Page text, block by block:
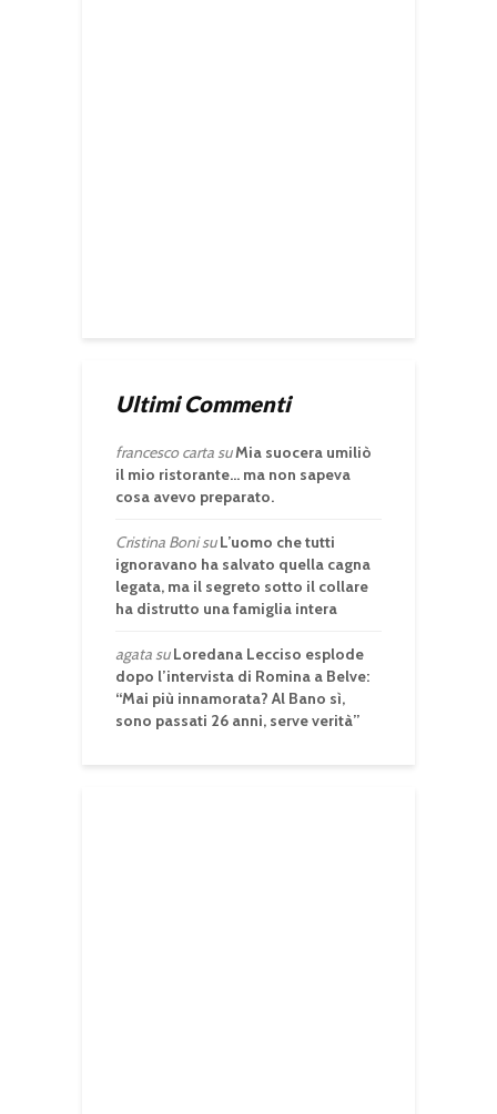
Ultimi Commenti
francesco cartasuMia suocera umiliò
il mio ristorante… ma non sapeva
cosa avevo preparato.
Cristina BonisuL’uomo che tutti
ignoravano ha salvato quella cagna
legata, ma il segreto sotto il collare
ha distrutto una famiglia intera
agatasuLoredana Lecciso esplode
dopo l’intervista di Romina a Belve:
“Mai più innamorata? Al Bano sì,
sono passati 26 anni, serve verità”